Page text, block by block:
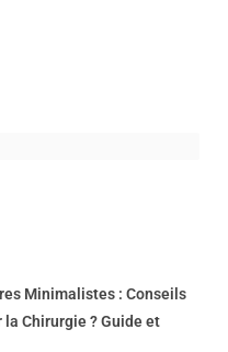
Minimalistes : Conseils
Chirurgie ? Guide et